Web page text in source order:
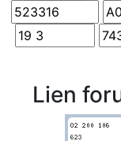
Lien